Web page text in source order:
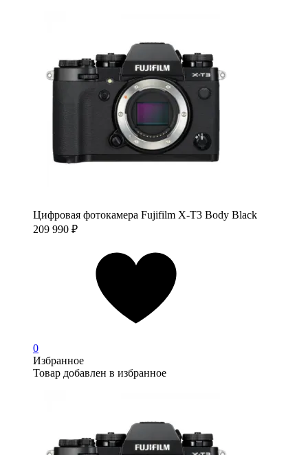
Цифровая фотокамера Fujifilm X-T3 Body Black
209 990 ₽
0
Избранное
Товар добавлен в избранное